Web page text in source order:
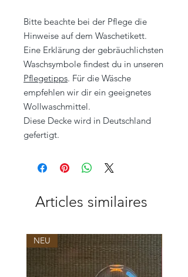
Bitte beachte bei der Pflege die
Hinweise auf dem Waschetikett.
Eine Erklärung der gebräuchlichsten
Waschsymbole findest du in unseren
Pflegetipps. Für die Wäsche
empfehlen wir dir ein geeignetes
Wollwaschmittel.
Diese Decke wird in Deutschland
gefertigt.
Articles similaires
NEU